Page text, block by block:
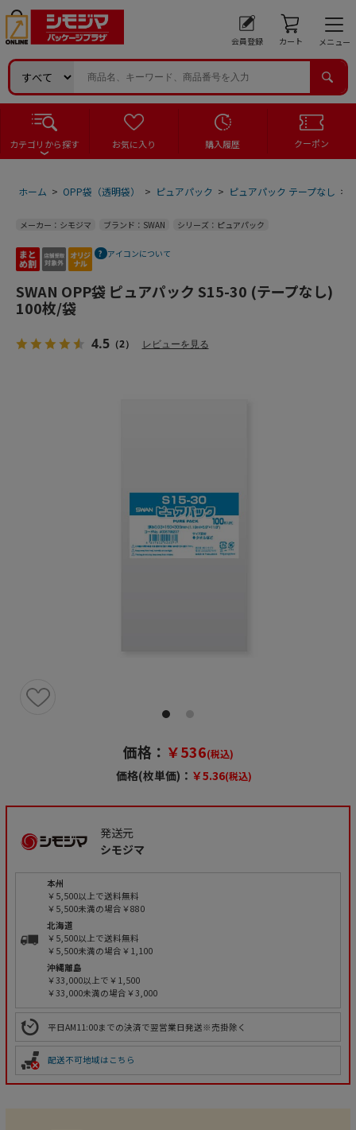
会員登録 カート メニュー
カテゴリから探す お気に入り 購入履歴 クーポン
ホーム > OPP袋（透明袋） > ピュアパック > ピュアパック テープなし >
メーカー：シモジマ ブランド：SWAN シリーズ：ピュアパック
アイコンについて
SWAN OPP袋 ピュアパック S15-30 (テープなし)
100枚/袋
4.5（2） レビューを見る
価格： ￥536(税込)
価格(枚単価)： ￥5.36(税込)
発送元
シモジマ
本州
￥5,500以上で送料無料
￥5,500未満の場合￥880
北海道
￥5,500以上で送料無料
￥5,500未満の場合￥1,100
沖縄離島
￥33,000以上で￥1,500
￥33,000未満の場合￥3,000
平日AM11:00までの決済で翌営業日発送※売掛除く
配送不可地域はこちら